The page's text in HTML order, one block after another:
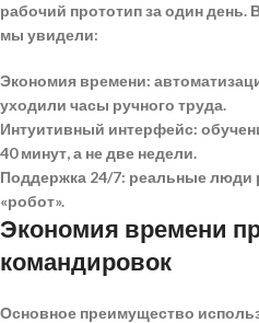
рабочий прототип за один день.
мы увидели:
Экономия времени:
уходили часы ручного труда.
Интуитивный интерфейс:
40 минут, а не две недели.
Поддержка 24/7: реальные люди
«робот».
Экономия времени
командировок
Основное преимущество